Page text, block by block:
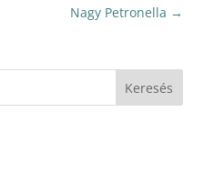
Nagy Petronella →